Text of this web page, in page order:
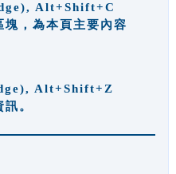
Alt+Shift+C
，為本頁主要內容
Alt+Shift+Z
。